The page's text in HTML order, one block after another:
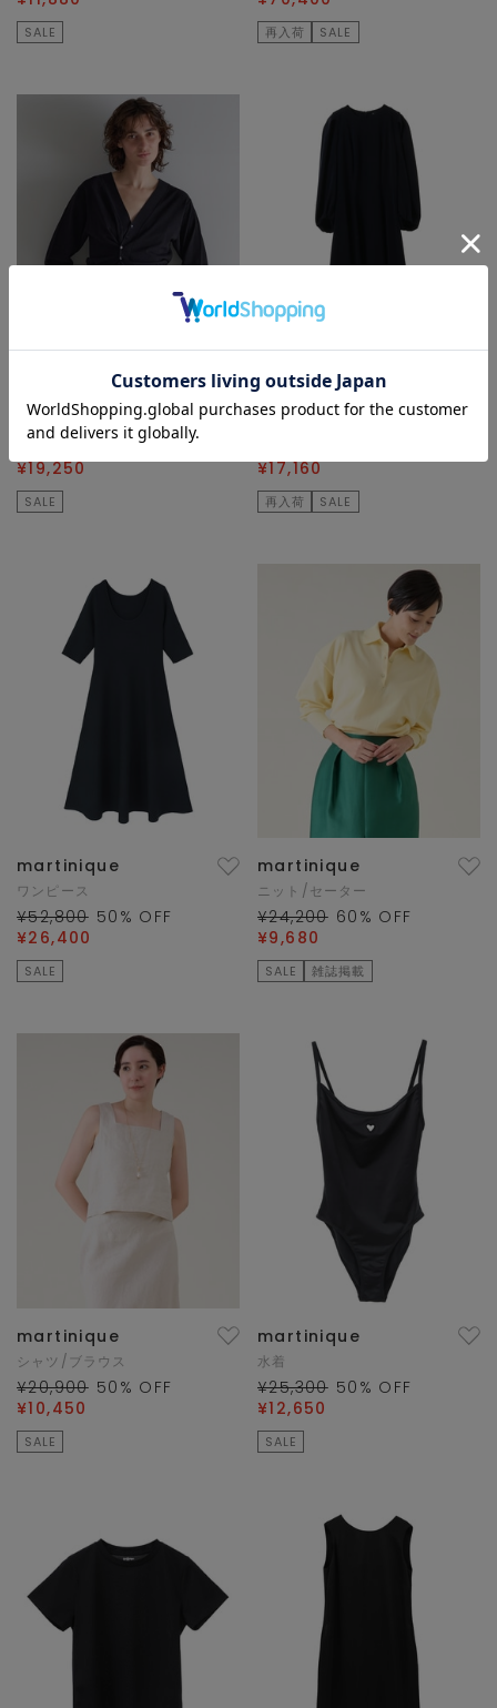
SALE 再入荷 SALE
カーディガン/ボレロ
% OFF
¥19,250
SALE
martinique
ワンピース
¥17,160
再入荷 SALE
martinique
ワンピース
¥52,800 50 % OFF
¥26,400
SALE
martinique
ニット/セーター
¥24,200 60 % OFF
¥9,680
SALE 雑誌掲載
martinique
シャツ/ブラウス
¥20,900 50 % OFF
¥10,450
SALE
martinique
水着
¥25,300 50 % OFF
¥12,650
SALE